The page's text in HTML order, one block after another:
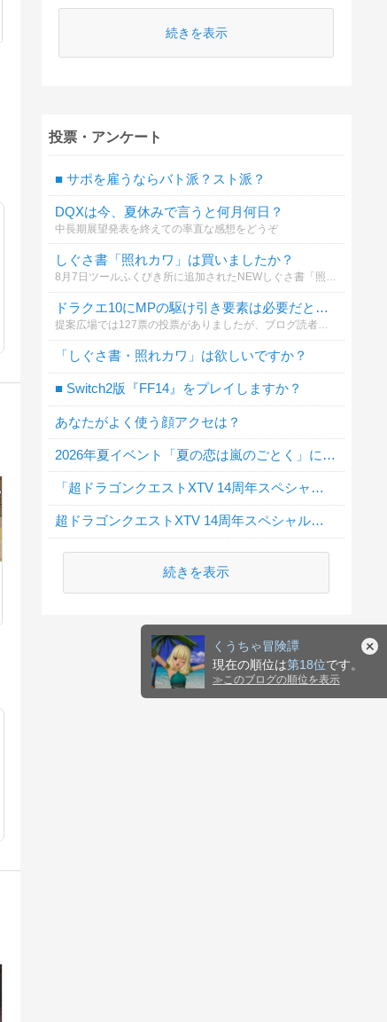
くうちゃ冒険譚
現在の順位は第18位です。
≫ このブログの順位を表示
続きを表示
投票・アンケート
■ サポを雇うならバト派？スト派？
DQXは今、夏休みで言うと何月何日？
中長期展望発表を終えての率直な感想をどうぞ
しぐさ書「照れカワ」は買いましたか？
8月7日ツールふくびき所に追加されたNEWしぐさ書「照れカワ」
ドラクエ10にMPの駆け引き要素は必要だと思いますか？
提案広場では127票の投票がありましたが、ブログ読者のみなさんの本音も知りたいと思い、アンケートを作りました！
「しぐさ書・照れカワ」は欲しいですか？
■ Switch2版『FF14』をプレイしますか？
あなたがよく使う顔アクセは？
2026年夏イベント「夏の恋は嵐のごとく」に行きましたか？
「超ドラゴンクエストXTV 14周年スペシャル」地震による延期について
超ドラゴンクエストXTV 14周年スペシャルを見ましたか？
続きを表示